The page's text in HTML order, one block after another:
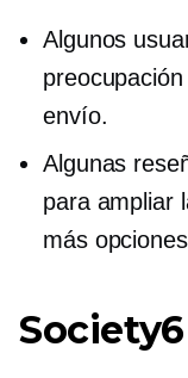
Algunos
envío.
Algunas
para ampliar
más
Society6